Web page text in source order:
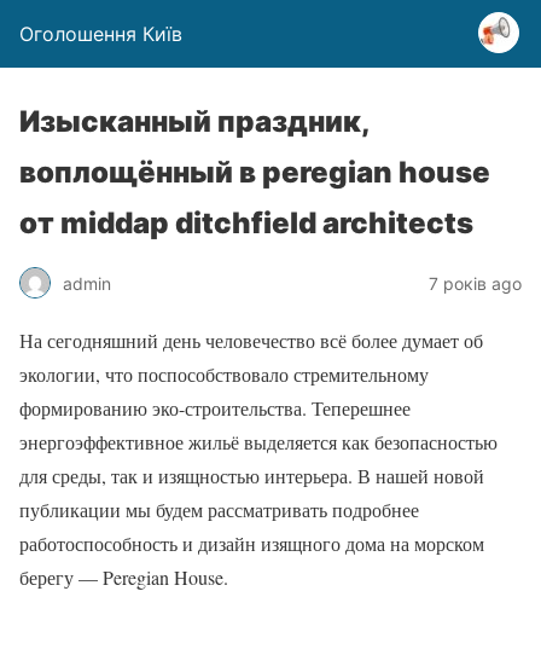
Оголошення Київ
Изысканный праздник,
воплощённый в peregian house
от middap ditchfield architects
admin 7 років ago
На сегодняшний день человечество всё более думает об
экологии, что поспособствовало стремительному
формированию эко-строительства. Теперешнее
энергоэффективное жильё выделяется как безопасностью
для среды, так и изящностью интерьера. В нашей новой
публикации мы будем рассматривать подробнее
работоспособность и дизайн изящного дома на морском
берегу — Peregian House.